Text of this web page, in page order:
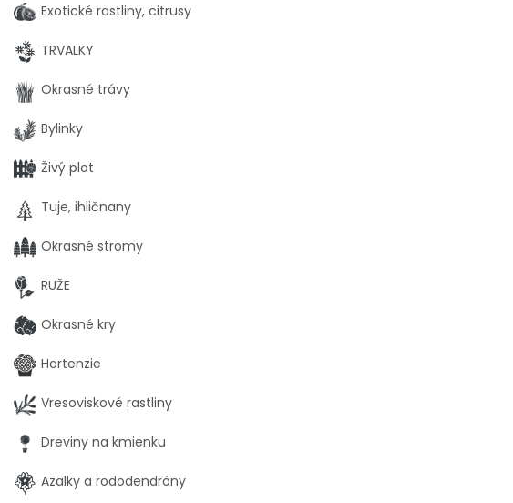
Exotické rastliny, citrusy
TRVALKY
Okrasné trávy
Bylinky
Živý plot
Tuje, ihličnany
Okrasné stromy
RUŽE
Okrasné kry
Hortenzie
Vresoviskové rastliny
Dreviny na kmienku
Azalky a rododendróny